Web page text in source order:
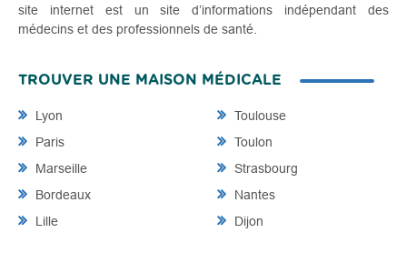
site internet est un site d’informations indépendant des
médecins et des professionnels de santé.
TROUVER UNE MAISON MÉDICALE
Lyon
Paris
Marseille
Bordeaux
Lille
Toulouse
Toulon
Strasbourg
Nantes
Dijon